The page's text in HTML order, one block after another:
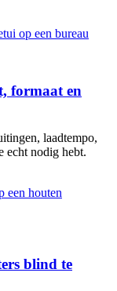
formaat en
laadtempo,
echt nodig hebt.
blind te